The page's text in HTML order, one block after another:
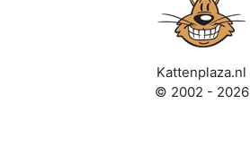
Kattenplaza.nl
© 2002 - 2026